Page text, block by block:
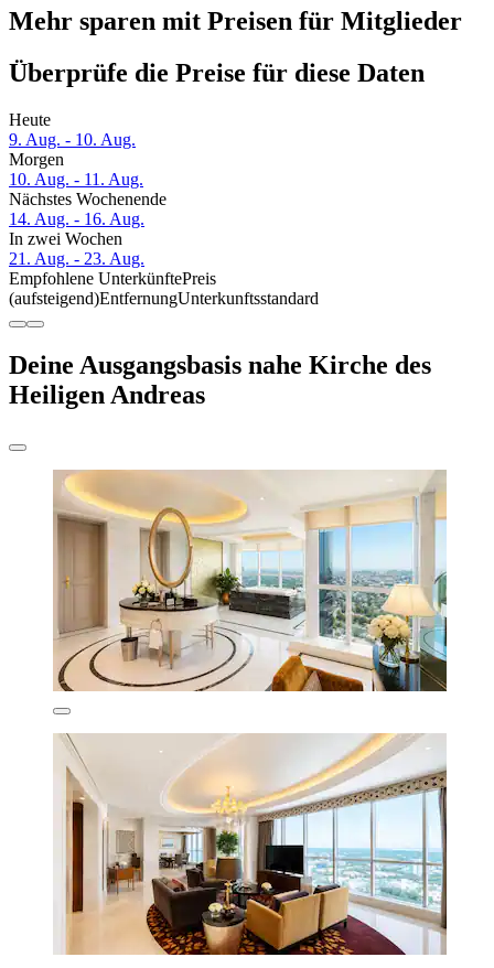
Mehr sparen mit Preisen für Mitglieder
Überprüfe die Preise für diese Daten
Heute
9. Aug. - 10. Aug.
Morgen
10. Aug. - 11. Aug.
Nächstes Wochenende
14. Aug. - 16. Aug.
In zwei Wochen
21. Aug. - 23. Aug.
Empfohlene UnterkünftePreis
(aufsteigend)EntfernungUnterkunftsstandard
Deine Ausgangsbasis nahe Kirche des
Heiligen Andreas